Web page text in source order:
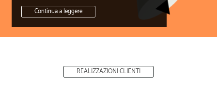
Continua a leggere
REALIZZAZIONI CLIENTI